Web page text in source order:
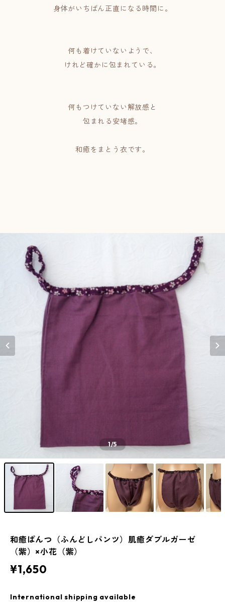
身体がいちばん正直になる時間に。
何も着けていないようで、
けれど確かに包まれている。
何もつけていない解放感と
包まれる安堵感。
和癒をまとう衣です。
1/5
和癒ぱんつ（ふんどしパンツ）肌癒ダブルガーゼ
（紫）×小花（紫）
¥1,650
International shipping available